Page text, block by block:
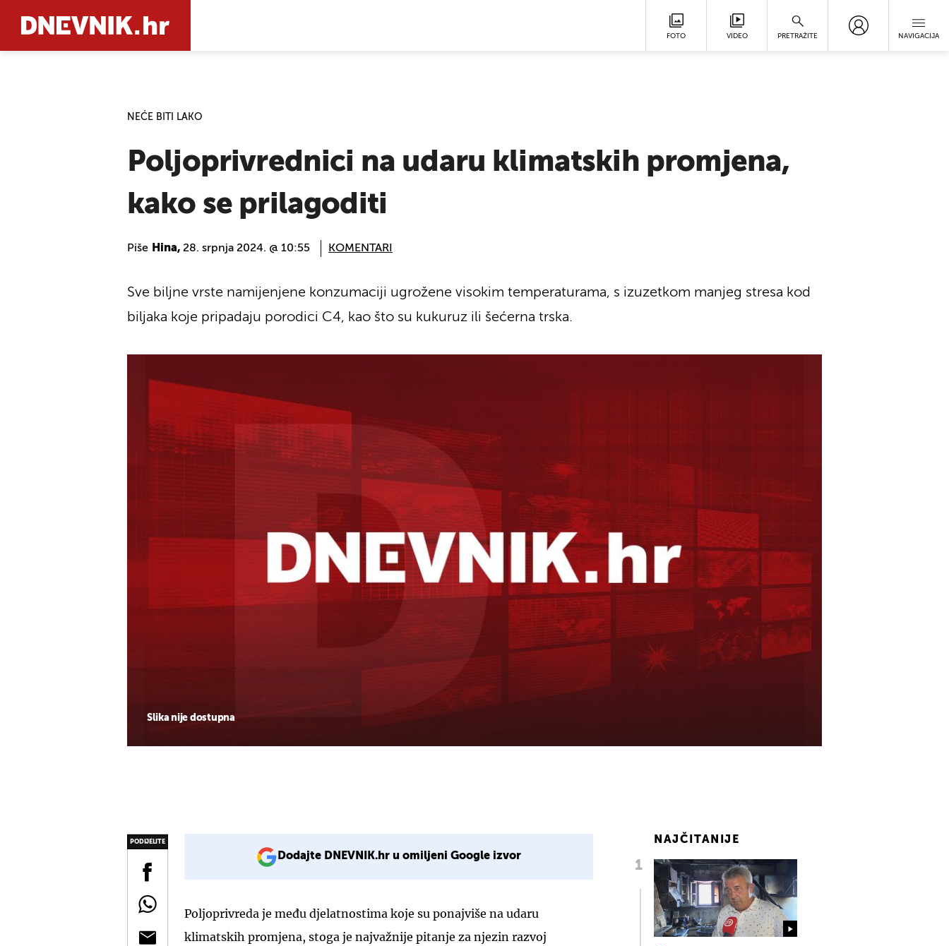
FOTO VIDEO PRETRAŽITE NAVIGACIJA
NEĆE BITI LAKO
Poljoprivrednici na udaru klimatskih promjena,
kako se prilagoditi
Piše Hina, 28. srpnja 2024. @ 10:55 KOMENTARI
Slika nije dostupna
Sve biljne vrste namijenjene konzumaciji ugrožene visokim temperaturama, s izuzetkom manjeg stresa kod
biljaka koje pripadaju porodici C4, kao što su kukuruz ili šećerna trska.
PODIJELITE
Dodajte DNEVNIK.hr u omiljeni Google izvor
Poljoprivreda je među djelatnostima koje su ponajviše na udaru
klimatskih promjena, stoga je najvažnije pitanje za njezin razvoj
NAJČITANIJE